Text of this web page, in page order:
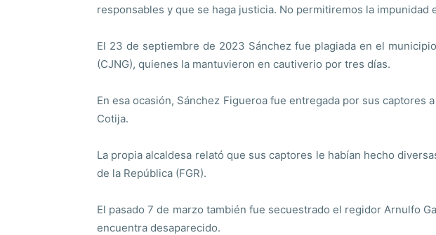
responsables y que se haga justicia. No permitiremos la
El 23 de septiembre de 2023 Sánchez fue plagiada en el
(CJNG), quienes la mantuvieron en cautiverio por tres días.
En esa ocasión, Sánchez Figueroa fue entregada por sus
Cotija.
La propia alcaldesa relató que sus captores le habían hecho
de la República (FGR).
El pasado 7 de marzo también fue secuestrado el regidor Arnulfo
encuentra desaparecido.